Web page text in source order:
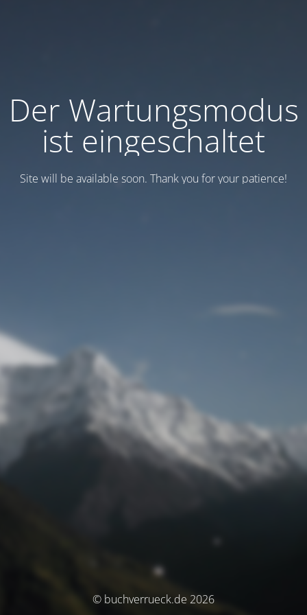
Der Wartungsmodus
ist eingeschaltet
Site will be available soon. Thank you for your patience!
© buchverrueck.de 2026